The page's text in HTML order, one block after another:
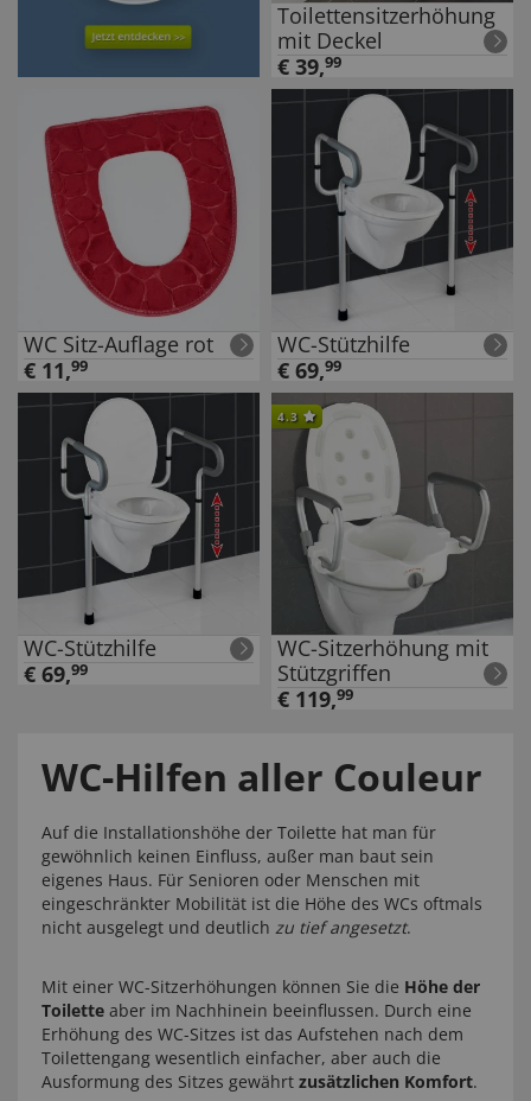
Toilettensitzerhöhung
mit Deckel
€ 39,99
WC Sitz-Auflage rot
€ 11,99
WC-Stützhilfe
€ 69,99
WC-Stützhilfe
€ 69,99
4.3
WC-Sitzerhöhung mit
Stützgriffen
€ 119,99
WC-Hilfen aller Couleur
Auf die Installationshöhe der Toilette hat man für
gewöhnlich keinen Einfluss, außer man baut sein
eigenes Haus. Für Senioren oder Menschen mit
eingeschränkter Mobilität ist die Höhe des WCs oftmals
nicht ausgelegt und deutlich zu tief angesetzt.
Mit einer WC-Sitzerhöhungen können Sie die Höhe der
Toilette aber im Nachhinein beeinflussen. Durch eine
Erhöhung des WC-Sitzes ist das Aufstehen nach dem
Toilettengang wesentlich einfacher, aber auch die
Ausformung des Sitzes gewährt zusätzlichen Komfort.